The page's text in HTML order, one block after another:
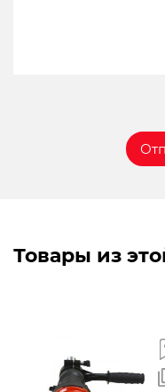
Товары из